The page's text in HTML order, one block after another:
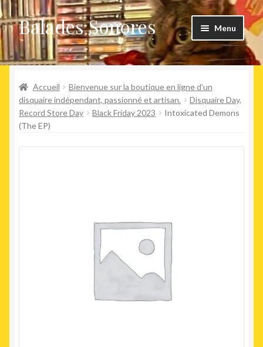
Aller
à
la
navigation
Aller
au
contenu
Balades Sonores Menu
Boutique
Nouveaux arrivages
le
menu
Précommandes
Agenda
Accueil
Bienvenue sur la boutique en ligne d’un
disquaire indépendant, passionné et artisan.
Disquaire Day,
Record Store Day
Black Friday 2023
Intoxicated Demons
(The EP)